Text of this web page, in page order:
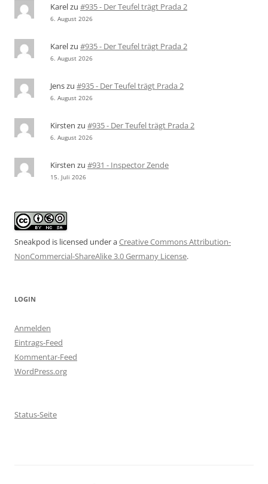
Karelzu #935 - Der Teufel trägt Prada 2
6. August 2026
Karelzu #935 - Der Teufel trägt Prada 2
6. August 2026
Jenszu #935 - Der Teufel trägt Prada 2
6. August 2026
Kirsten zu #935 - Der Teufel trägt Prada 2
6. August 2026
Kirsten zu #931 - Inspector Zende
15. Juli 2026
Sneakpod is licensed under aCreative Commons Attribution-
NonCommercial-ShareAlike 3.0 Germany License.
LOGIN
Anmelden
Eintrags-Feed
Kommentar-Feed
WordPress.org
Status-Seite